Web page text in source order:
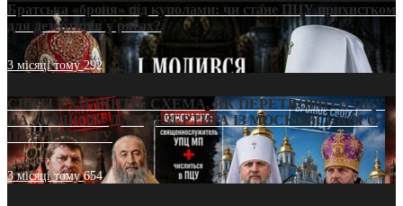
Братська «броня» під куполами: чи стане ПЦУ прихистком
для дезертирів у рясах?
3 місяці тому292
СВЯТІ УХИЛЯНТИ: СХЕМА, ЯК ПЕРЕТВОРИТИ ПЦУ
НА «ОФШОР» ДЛЯ ДЕЗЕРТИРА ІЗ МОСКОВСЬКОГО
ПАТРІАРХАТУ
3 місяці тому654